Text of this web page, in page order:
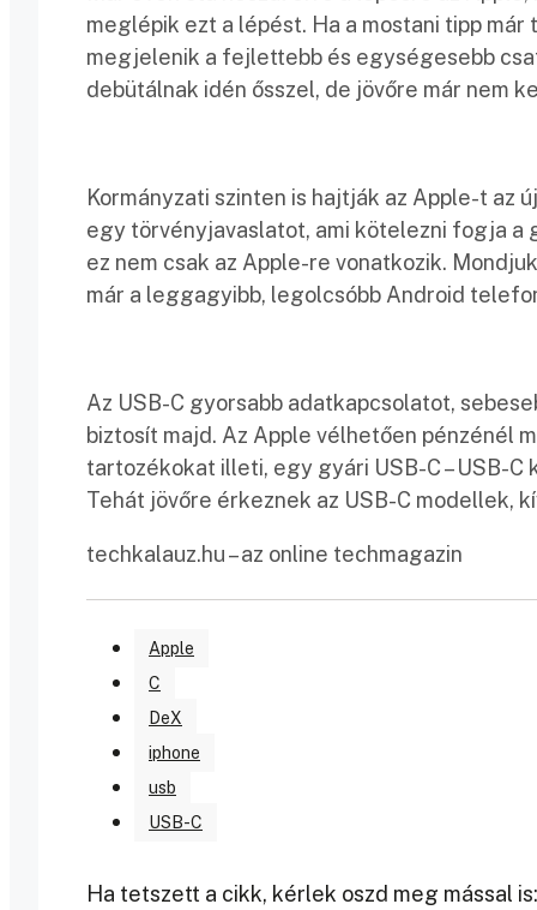
meglépik ezt a lépést. Ha a mostani tipp
megjelenik a fejlettebb és egységesebb
debütálnak idén ősszel, de jövőre már nem
Kormányzati szinten is hajtják az Apple-t az
egy törvényjavaslatot, ami kötelezni fogja a
ez nem csak az Apple-re vonatkozik.
már a leggagyibb, legolcsóbb Android
Az USB-C gyorsabb adatkapcsolatot,
biztosít majd. Az Apple vélhetően pénzénél
tartozékokat illeti, egy gyári USB-C – USB-C
Tehát jövőre érkeznek az USB-C modellek,
techkalauz.hu – az online techmagazin
Apple
C
DeX
iphone
usb
USB-C
Ha tetszett a cikk, kérlek oszd meg mással is: